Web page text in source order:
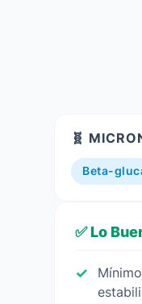
🧬
Beta-
✅ Lo